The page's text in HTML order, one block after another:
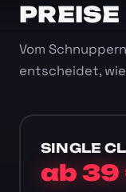
PREISE
Vom
entscheidet,
SINGLE
ab